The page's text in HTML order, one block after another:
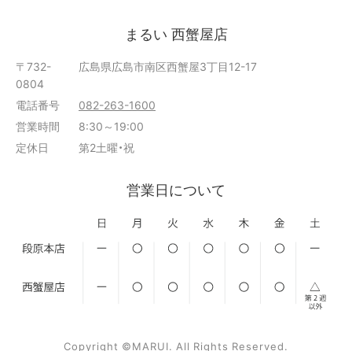
まるい 西蟹屋店
〒732-
0804
広島県広島市南区西蟹屋3丁目12-17
電話番号
082-263-1600
営業時間
8:30～19:00
定休日
第2土曜・祝
営業日について
Copyright ©MARUI. All Rights Reserved.